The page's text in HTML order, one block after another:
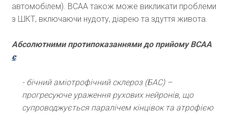
автомобілем). ВСАА також може викликати проблеми
з ШКТ, включаючи нудоту, діарею та здуття живота.
Абсолютними протипоказаннями до прийому ВСАА
є:
- бічний аміотрофічний склероз (БАС) –
прогресуюче ураження рухових нейронів, що
супроводжується паралічем кінцівок та атрофією